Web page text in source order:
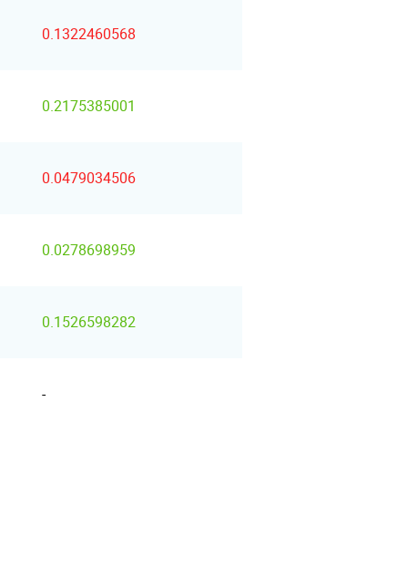
0.1322460568
0.2175385001
0.0479034506
0.0278698959
0.1526598282
-